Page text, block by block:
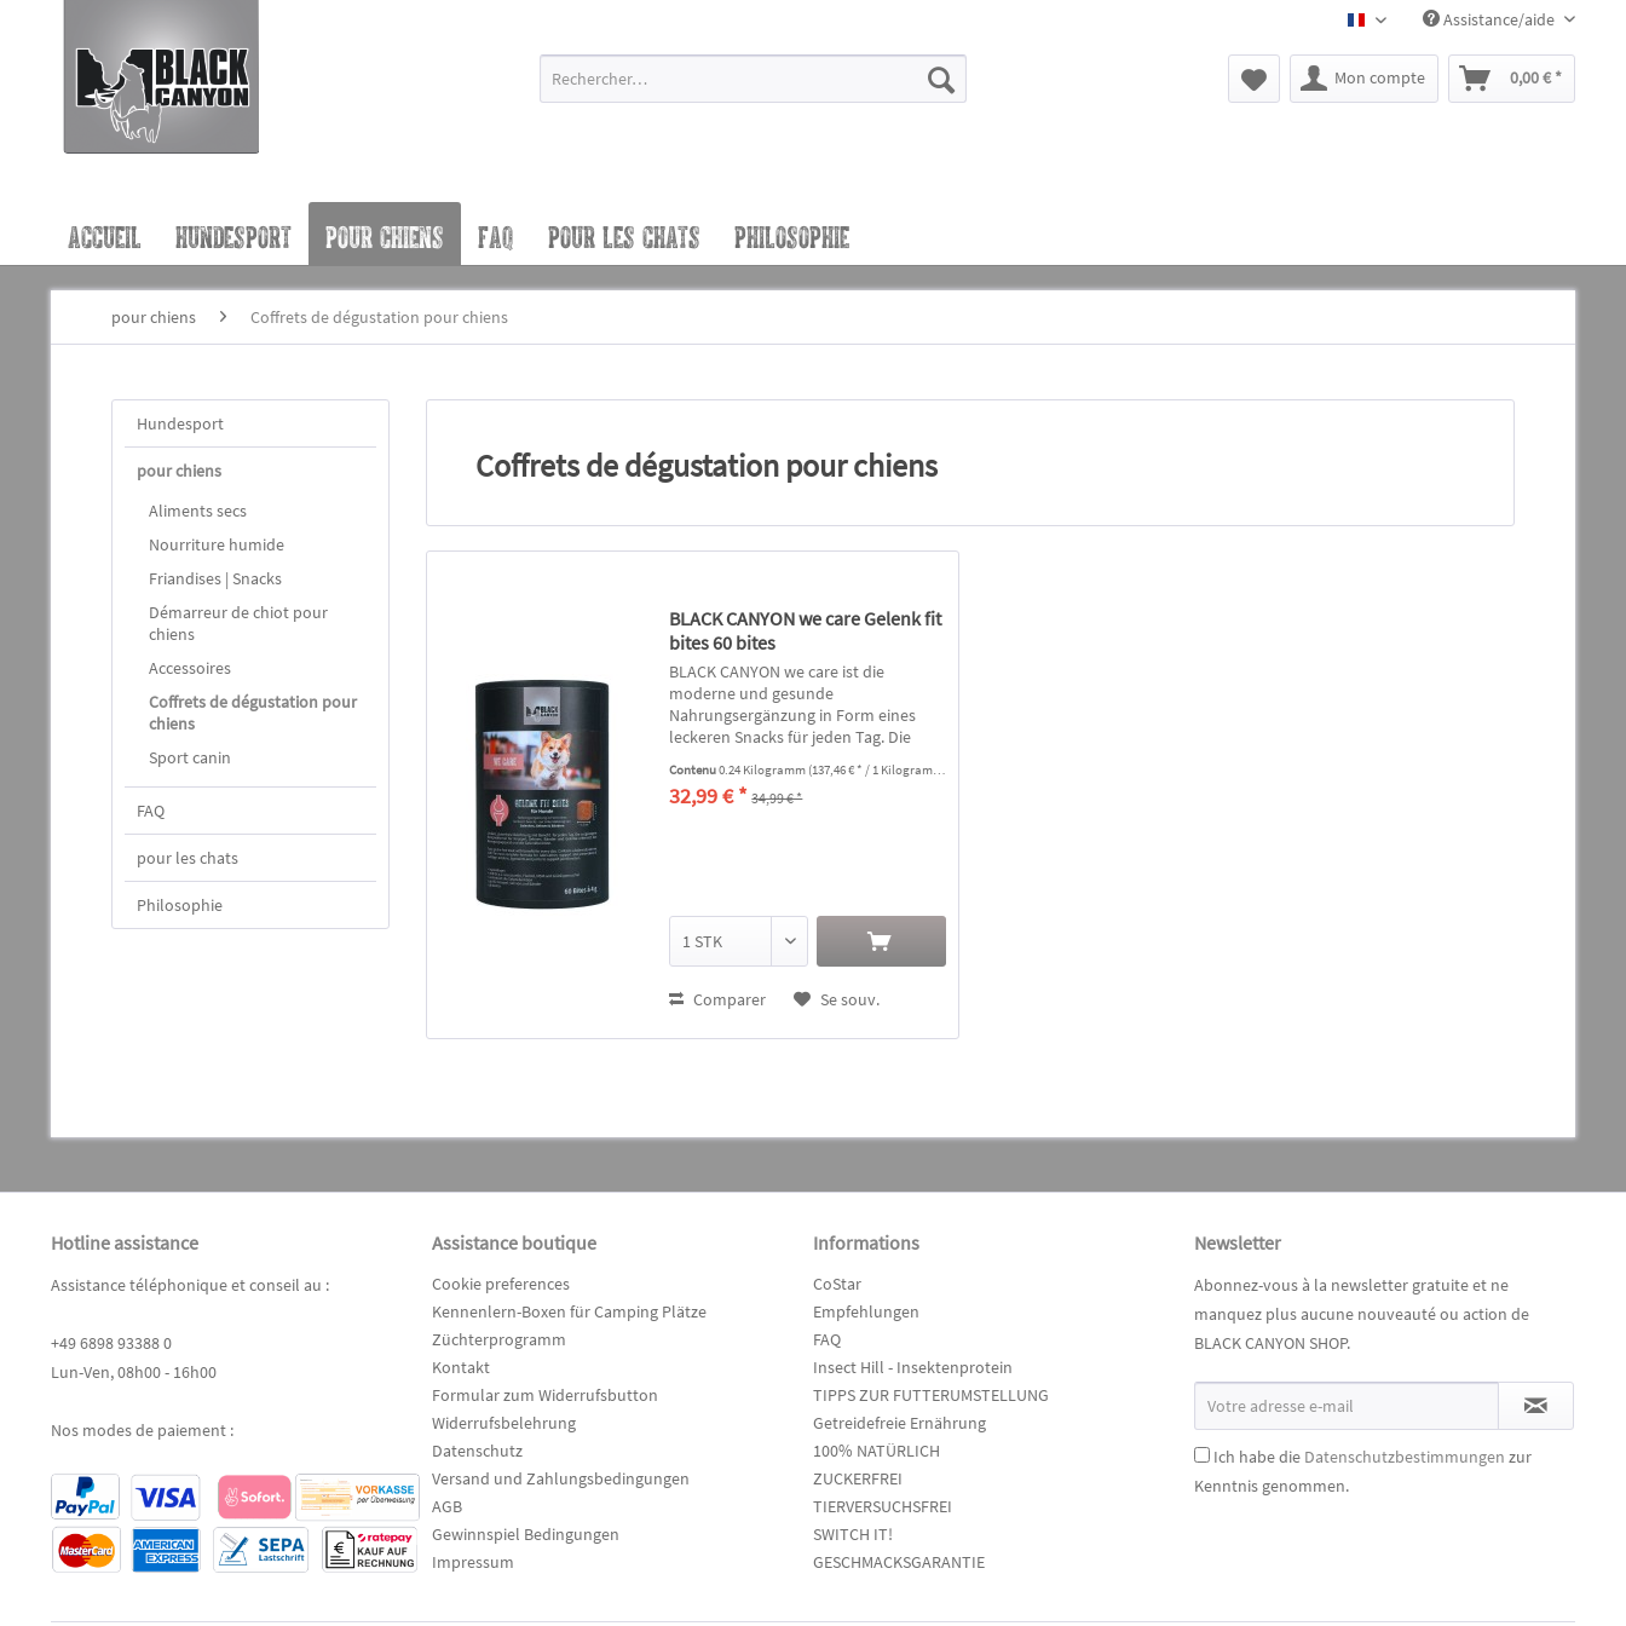
BLACK CANYON FRAssistance/aide
Mon compte 0,00 € *
ACCUEIL HUNDESPORT POUR CHIENS FAQ POUR LES CHATS PHILOSOPHIE
pour chiens Coffrets de dégustation pour chiens
Hundesport
pour chiens
Aliments secs
Nourriture humide
Friandises | Snacks
Démarreur de chiot pour
chiens
Accessoires
Coffrets de dégustation pour
chiens
Sport canin
FAQ
pour les chats
Philosophie
Coffrets de dégustation pour chiens
BLACK CANYON we care Gelenk fit
bites 60 bites
BLACK CANYON we care ist die
moderne und gesunde
Nahrungsergänzung in Form eines
leckeren Snacks für jeden Tag. Die
Knorpel, Sehnen, Bänder und Gelenke
unterstützt den Bewegungsapparat
Contenu0.24 Kilogramm (137,46 € * / 1 Kilogramm)
32,99 € * 34,99 € *
Comparer Se souv.
Hotline assistance
Assistance téléphonique et conseil au :
+49 6898 93388 0
Lun-Ven, 08h00 - 16h00
Nos modes de paiement :
Assistance boutique
Cookie preferences
Kennenlern-Boxen für Camping Plätze
Züchterprogramm
Kontakt
Formular zum Widerrufsbutton
Widerrufsbelehrung
Datenschutz
Versand und Zahlungsbedingungen
AGB
Gewinnspiel Bedingungen
Impressum
Informations
CoStar
Empfehlungen
FAQ
Insect Hill - Insektenprotein
TIPPS ZUR FUTTERUMSTELLUNG
Getreidefreie Ernährung
100% NATÜRLICH
ZUCKERFREI
TIERVERSUCHSFREI
SWITCH IT!
GESCHMACKSGARANTIE
Newsletter
Abonnez-vous à la newsletter gratuite et ne
manquez plus aucune nouveauté ou action de
BLACK CANYON SHOP.
Ich habe die Datenschutzbestimmungen zur
Kenntnis genommen.